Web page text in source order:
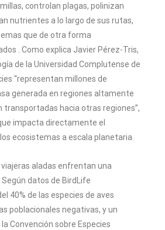
controlan plagas, polinizan
nutrientes a lo largo de sus rutas,
que de otra forma
. Como explica Javier Pérez-Tris,
de la Universidad Complutense de
“representan millones de
generada en regiones altamente
transportadas hacia otras regiones”,
impacta directamente el
ecosistemas a escala planetaria.
aladas enfrentan una
datos de BirdLife
40% de las especies de aves
poblacionales negativas, y un
Convención sobre Especies